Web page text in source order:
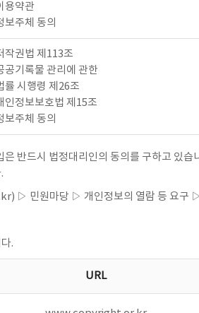
용약관
보주체 동의
작권법 제113조
공기록물 관리에 관한
률 시행령 제26조
인정보보호법 제15조
보주체 동의
은 반드시 법정대리인의 동의를 구하고 있
▷ 민원마당 ▷ 개인정보의 열람 등 요구
.
URL